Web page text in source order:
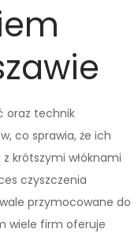
oraz technik
co sprawia, że ich
krótszymi włóknami
czyszczenia
przymocowane do
wiele firm oferuje